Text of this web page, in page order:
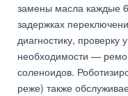
замены масла каждые
задержках
диагностику, проверку
необходимости —
соленоидов.
реже) также